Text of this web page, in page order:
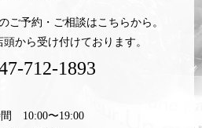
ご予約・ご相談はこちらから。
から受け付けております。
712-1893
10:00〜19:00